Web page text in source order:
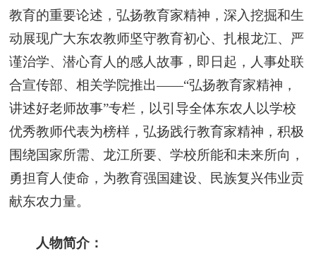
教育的重要论述，弘扬教育家精神，深入挖掘和生
动展现广大东农教师坚守教育初心、扎根龙江、严
谨治学、潜心育人的感人故事，即日起，人事处联
合宣传部、相关学院推出——“弘扬教育家精神，
讲述好老师故事”专栏，以引导全体东农人以学校
优秀教师代表为榜样，弘扬践行教育家精神，积极
围绕国家所需、龙江所要、学校所能和未来所向，
勇担育人使命，为教育强国建设、民族复兴伟业贡
献东农力量。
人物简介：